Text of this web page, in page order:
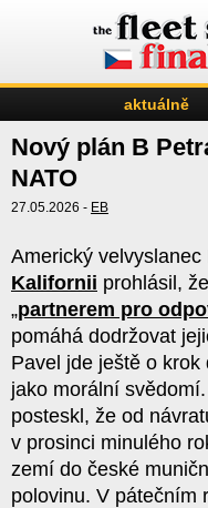
aktuálně
Nový plán B
NATO
27.05.2026 - EB
Americký
Kalifornii prohlásil,
„partnerem pro
pomáhá dodržovat
Pavel jde ještě o
jako morální
posteskl, že od
v prosinci minulého
zemí do české
polovinu. V pátečním